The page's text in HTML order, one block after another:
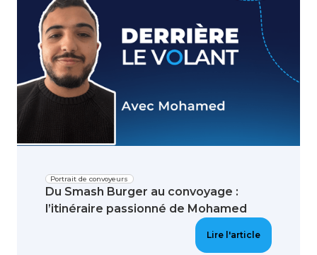
Portrait de convoyeurs
Du Smash Burger au convoyage :
l’itinéraire passionné de Mohamed
Lire l'article